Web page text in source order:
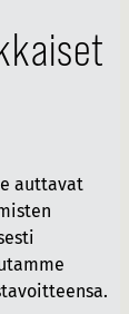
auttavat